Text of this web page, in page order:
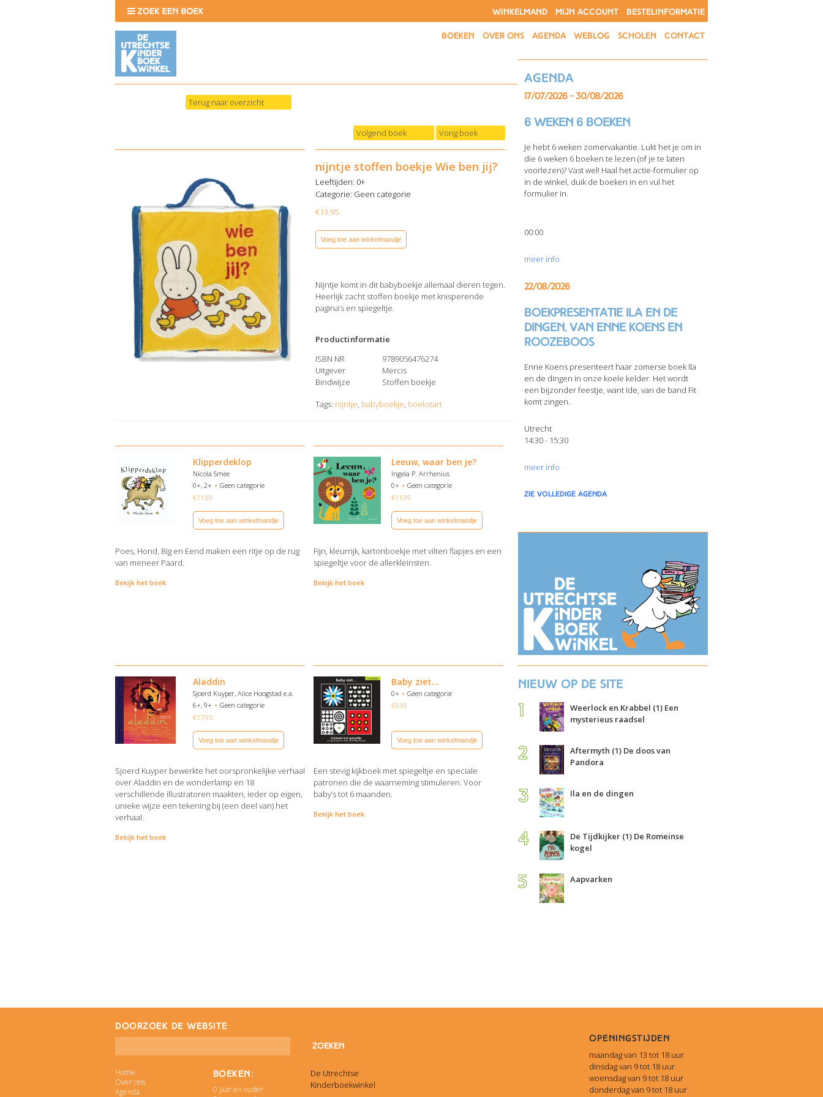
WINKELMAND MIJN ACCOUNT BESTELINFORMATIE
BOEKEN OVER ONS AGENDA WEBLOG SCHOLEN CONTACT
Terug naar overzicht
Volgend boek Vorig boek
nijntje stoffen boekje Wie ben jij?
Leeftijden: 0+
Categorie: Geen categorie
€13,95
Voeg toe aan winkelmandje
Nijntje komt in dit babyboekje allemaal dieren tegen.
Heerlijk zacht stoffen boekje met knisperende
pagina’s en spiegeltje.
Productinformatie
ISBN NR
9789056476274
Uitgever
Mercis
Bindwijze
Stoffen boekje
Tags: nijntje, babyboekje, boekstart
Klipperdeklop
Nicola Smee
0+, 2+
Geen categorie
€11,99
Voeg toe aan winkelmandje
Poes, Hond, Big en Eend maken een ritje op de rug
van meneer Paard.
Bekijk het boek
Leeuw, waar ben je?
Ingela P. Arrhenius
0+
Geen categorie
€11,99
Voeg toe aan winkelmandje
Fijn, kleurrijk, kartonboekje met vilten flapjes en een
spiegeltje voor de allerkleinsten.
Bekijk het boek
Aladdin
Sjoerd Kuyper, Alice Hoogstad e.a.
6+, 9+
Geen categorie
€17,95
Voeg toe aan winkelmandje
Sjoerd Kuyper bewerkte het oorspronkelijke verhaal
over Aladdin en de wonderlamp en 18
verschillende illustratoren maakten, ieder op eigen,
unieke wijze een tekening bij (een deel van) het
verhaal.
Bekijk het boek
Baby ziet…
0+
Geen categorie
€9,99
Voeg toe aan winkelmandje
Een stevig kijkboek met spiegeltje en speciale
patronen die de waarneming stimuleren. Voor
baby’s tot 6 maanden.
Bekijk het boek
Agenda
17/07/2026 - 30/08/2026
6 weken 6 boeken
Je hebt 6 weken zomervakantie. Lukt het je om in
die 6 weken 6 boeken te lezen (of je te laten
voorlezen)? Vast wel! Haal het actie-formulier op
in de winkel, duik de boeken in en vul het
formulier in.
00:00
meer info
22/08/2026
Boekpresentatie Ila en de
dingen, van Enne Koens en
Roozeboos
Enne Koens presenteert haar zomerse boek Ila
en de dingen in onze koele kelder. Het wordt
een bijzonder feestje, want Ide, van de band Fit
komt zingen.
Utrecht
14:30 - 15:30
meer info
zie volledige agenda
Nieuw op de site
Weerlock en Krabbel (1) Een
mysterieus raadsel
Aftermyth (1) De doos van
Pandora
Ila en de dingen
De Tijdkijker (1) De Romeinse
kogel
Aapvarken
doorzoek de website
Home
Over ons
Agenda
Boeken:
0 jaar en ouder
De Utrechtse
Kinderboekwinkel
Openingstijden
maandag van 13 tot 18 uur
dinsdag van 9 tot 18 uur
woensdag van 9 tot 18 uur
donderdag van 9 tot 18 uur